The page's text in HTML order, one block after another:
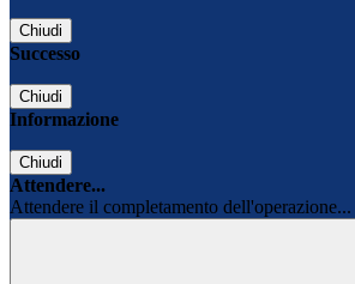
Chiudi
Successo
Chiudi
Informazione
Chiudi
Attendere...
Attendere il completamento dell'operazione...